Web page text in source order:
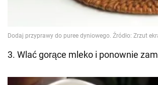
3. Wlać gorące mleko i ponownie